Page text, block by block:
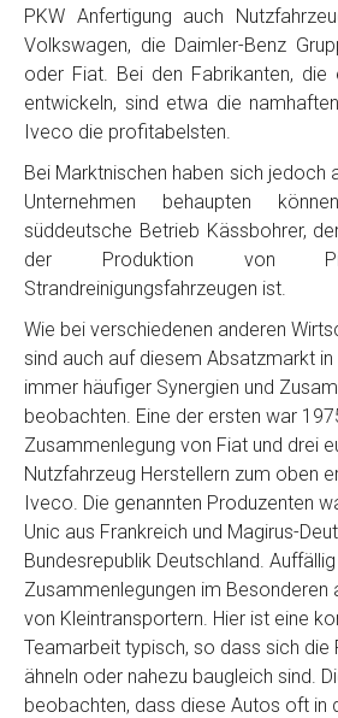
PKW Anfertigung auch
Volkswagen, die Daimler-Benz
oder Fiat. Bei den Fabrikanten, die
entwickeln, sind etwa die
Iveco die profitabelsten.
Bei Marktnischen haben sich jedoch
Unternehmen behaupten
süddeutsche Betrieb Kässbohrer,
der Produktion von
Strandreinigungsfahrzeugen ist.
Wie bei verschiedenen anderen
sind auch auf diesem Absatzmarkt
immer häufiger Synergien und
beobachten. Eine der ersten war
Zusammenlegung von Fiat und drei
Nutzfahrzeug Herstellern zum oben
Iveco. Die genannten Produzenten
Unic aus Frankreich und Magirus-
Bundesrepublik Deutschland.
Zusammenlegungen im
von Kleintransportern. Hier ist eine
Teamarbeit typisch, so dass sich die
ähneln oder nahezu baugleich sind.
beobachten, dass diese Autos oft in